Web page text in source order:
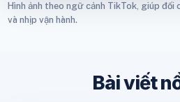
Hình ảnh theo ngữ cảnh TikTok, giúp đối
và nhịp vận hành.
Bài viết